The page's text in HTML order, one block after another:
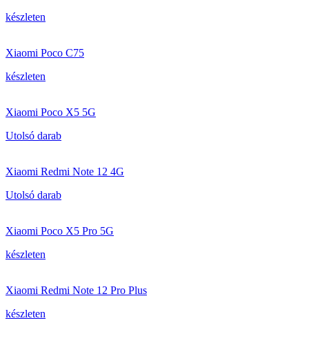
készleten
Xiaomi Poco C75
készleten
Xiaomi Poco X5 5G
Utolsó darab
Xiaomi Redmi Note 12 4G
Utolsó darab
Xiaomi Poco X5 Pro 5G
készleten
Xiaomi Redmi Note 12 Pro Plus
készleten